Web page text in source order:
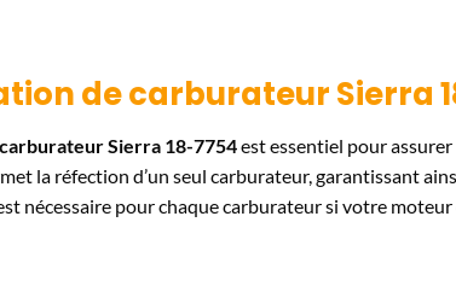
de carburateur Sierra
Sierra 18-7754est essentiel pour
la réfection d’un seul carburateur, garantissant
nécessaire pour chaque carburateur si votre